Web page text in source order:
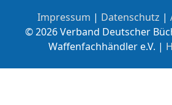
Impressum | Datenschutz |
© 2026 Verband Deutscher
Waffenfachhändler e.V. |